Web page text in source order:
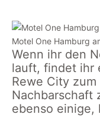
Motel One Hamburg
Wenn ihr den
lauft, findet ihr
Rewe City
Nachbarschaft
ebenso einige,